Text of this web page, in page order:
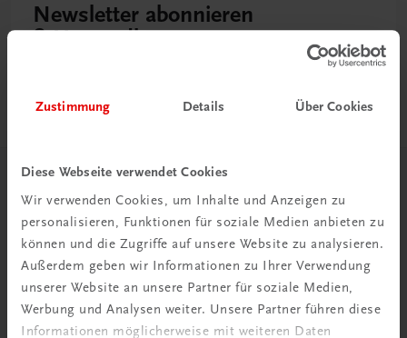
Zustimmung Details Über Cookies
Diese Webseite verwendet Cookies
Wir verwenden Cookies, um Inhalte und Anzeigen zu
personalisieren, Funktionen für soziale Medien anbieten zu
können und die Zugriffe auf unsere Website zu analysieren.
Außerdem geben wir Informationen zu Ihrer Verwendung
unserer Website an unsere Partner für soziale Medien,
Werbung und Analysen weiter. Unsere Partner führen diese
Informationen möglicherweise mit weiteren Daten
Newsletter abonnieren
& Versandkosten sparen
Herzlich willkommen bei TRAUNER!
Wir über uns